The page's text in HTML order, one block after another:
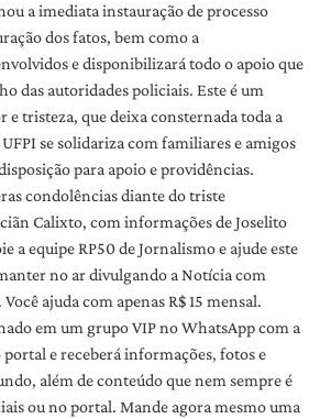
a imediata instauração de processo
dos fatos, bem como a
e disponibilizará todo o apoio que
das autoridades policiais. Este é um
e tristeza, que deixa consternada toda a
se solidariza com familiares e amigos
para apoio e providências.
condolências diante do triste
Calixto, com informações de Joselito
a equipe RP50 de Jornalismo e ajude este
no ar divulgando a Notícia com
ajuda com apenas R$ 15 mensal.
em um grupo VIP no WhatsApp com a
e receberá informações, fotos e
além de conteúdo que nem sempre é
ou no portal. Mande agora mesmo uma